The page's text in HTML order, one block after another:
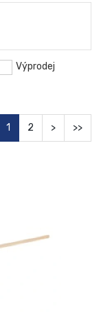
Výprodej
1 2 > >>